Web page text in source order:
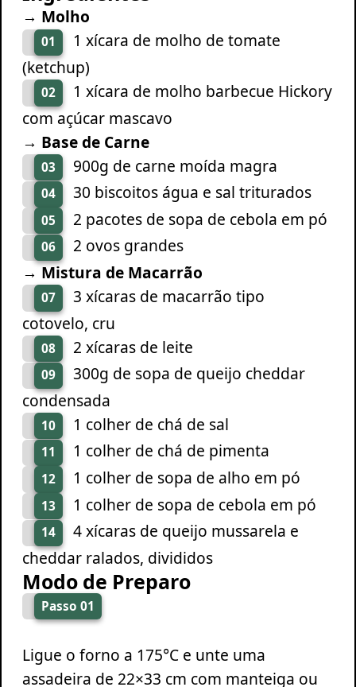
→ Molho
01
1 xícara de molho de tomate
(ketchup)
02
1 xícara de molho barbecue Hickory
com açúcar mascavo
→ Base de Carne
03 900g de carne moída magra
04 30 biscoitos água e sal triturados
05 2 pacotes de sopa de cebola em pó
06
2 ovos grandes
→ Mistura de Macarrão
07
3 xícaras de macarrão tipo
cotovelo, cru
08 2 xícaras de leite
09
300g de sopa de queijo cheddar
condensada
10 1 colher de chá de sal
11 1 colher de chá de pimenta
12 1 colher de sopa de alho em pó
13 1 colher de sopa de cebola em pó
14
4 xícaras de queijo mussarela e
cheddar ralados, divididos
Modo de Preparo
Passo 01
Ligue o forno a 175°C e unte uma
assadeira de 22×33 cm com manteiga ou